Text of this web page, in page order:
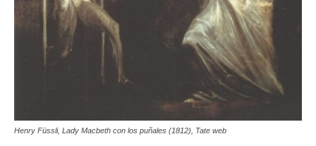
Henry Füssli, Lady Macbeth con los puñales (1812), Tate web